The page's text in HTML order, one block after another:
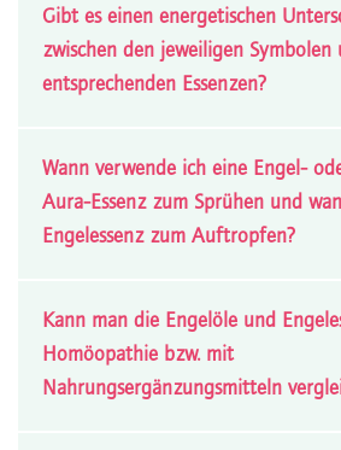
Gibt es einen energetischen
zwischen den jeweiligen Symbolen
entsprechenden Essenzen?
Wann verwende ich eine Engel-
Aura-Essenz zum Sprühen und
Engelessenz zum Auftropfen?
Kann man die Engelöle und
Homöopathie bzw. mit
Nahrungsergänzungsmitteln